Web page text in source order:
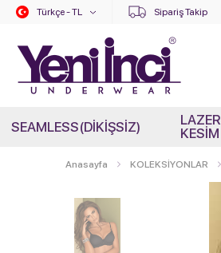
Türkçe - TL Sipariş Takip
SEAMLESS(DİKİŞSİZ)
LAZER
KESİM
Anasayfa KOLEKSİYONLAR